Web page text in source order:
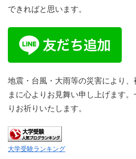
できればと思います。
地震・台風・大雨等の災害により、
まに心よりお見舞い申し上げます
りお祈りいたします。
大学受験ランキング